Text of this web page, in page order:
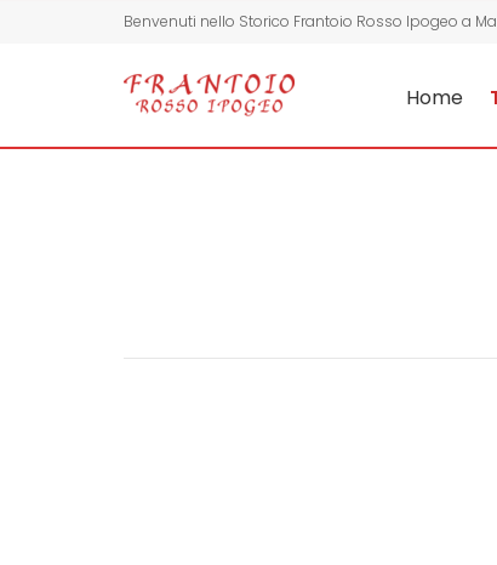
Benvenuti nello Storico Frantoio Rosso Ipogeo a
Home